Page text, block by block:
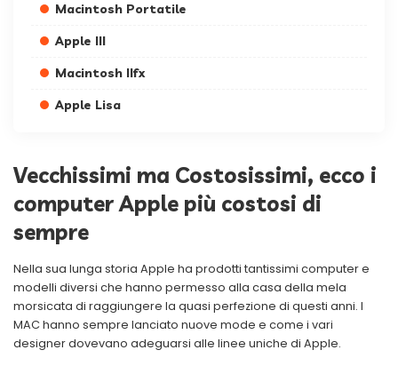
Macintosh Portatile
Apple III
Macintosh IIfx
Apple Lisa
Vecchissimi ma Costosissimi, ecco i
computer Apple più costosi di
sempre
Nella sua lunga storia Apple ha prodotti tantissimi computer e
modelli diversi che hanno permesso alla casa della mela
morsicata di raggiungere la quasi perfezione di questi anni. I
MAC hanno sempre lanciato nuove mode e come i vari
designer dovevano adeguarsi alle linee uniche di Apple.